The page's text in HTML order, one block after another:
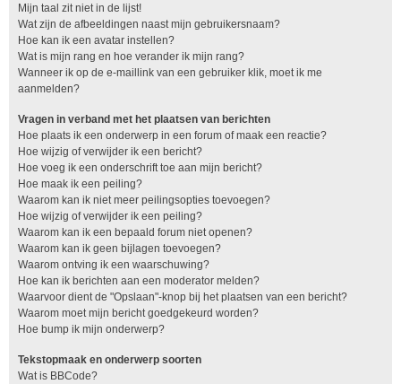
Mijn taal zit niet in de lijst!
Wat zijn de afbeeldingen naast mijn gebruikersnaam?
Hoe kan ik een avatar instellen?
Wat is mijn rang en hoe verander ik mijn rang?
Wanneer ik op de e-maillink van een gebruiker klik, moet ik me
aanmelden?
Vragen in verband met het plaatsen van berichten
Hoe plaats ik een onderwerp in een forum of maak een reactie?
Hoe wijzig of verwijder ik een bericht?
Hoe voeg ik een onderschrift toe aan mijn bericht?
Hoe maak ik een peiling?
Waarom kan ik niet meer peilingsopties toevoegen?
Hoe wijzig of verwijder ik een peiling?
Waarom kan ik een bepaald forum niet openen?
Waarom kan ik geen bijlagen toevoegen?
Waarom ontving ik een waarschuwing?
Hoe kan ik berichten aan een moderator melden?
Waarvoor dient de "Opslaan"-knop bij het plaatsen van een bericht?
Waarom moet mijn bericht goedgekeurd worden?
Hoe bump ik mijn onderwerp?
Tekstopmaak en onderwerp soorten
Wat is BBCode?